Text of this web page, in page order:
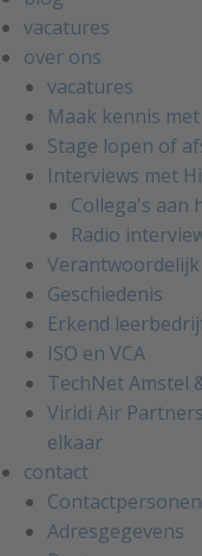
vacatures
over ons
vacatures
Maak kennis
Stage lopen of
Interviews met
Collega's aan
Radio
Geschiedenis
Erkend
ISO en VCA
TechNet Amstel
Viridi Air
elkaar
contact
Contactpersonen
Adresgegevens